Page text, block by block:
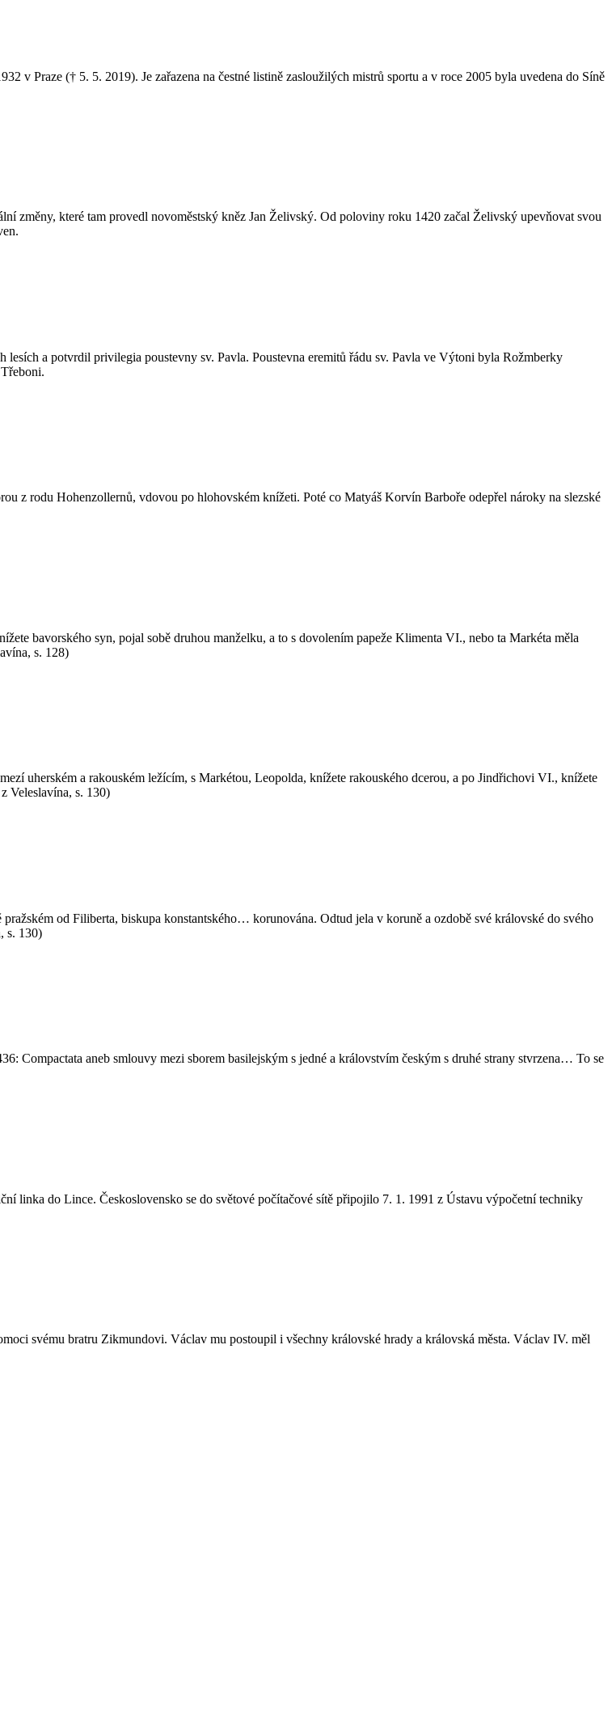
v Praze († 5. 5. 2019). Je zařazena na čestné listině zasloužilých mistrů sportu a v roce 2005 byla uvedena do Síně
změny, které tam provedl novoměstský kněz Jan Želivský. Od poloviny roku 1420 začal Želivský upevňovat svou
a potvrdil privilegia poustevny sv. Pavla. Poustevna eremitů řádu sv. Pavla ve Výtoni byla Rožmberky
z rodu Hohenzollernů, vdovou po hlohovském knížeti. Poté co Matyáš Korvín Barboře odepřel nároky na slezské
bavorského syn, pojal sobě druhou manželku, a to s dovolením papeže Klimenta VI., nebo ta Markéta měla
s. 128)
uherském a rakouském ležícím, s Markétou, Leopolda, knížete rakouského dcerou, a po Jindřichovi VI., knížete
Veleslavína, s. 130)
od Filiberta, biskupa konstantského… korunována. Odtud jela v koruně a ozdobě své královské do svého
s. 130)
Compactata aneb smlouvy mezi sborem basilejským s jedné a královstvím českým s druhé strany stvrzena… To se
linka do Lince. Československo se do světové počítačové sítě připojilo 7. 1. 1991 z Ústavu výpočetní techniky
svému bratru Zikmundovi. Václav mu postoupil i všechny královské hrady a královská města. Václav IV. měl